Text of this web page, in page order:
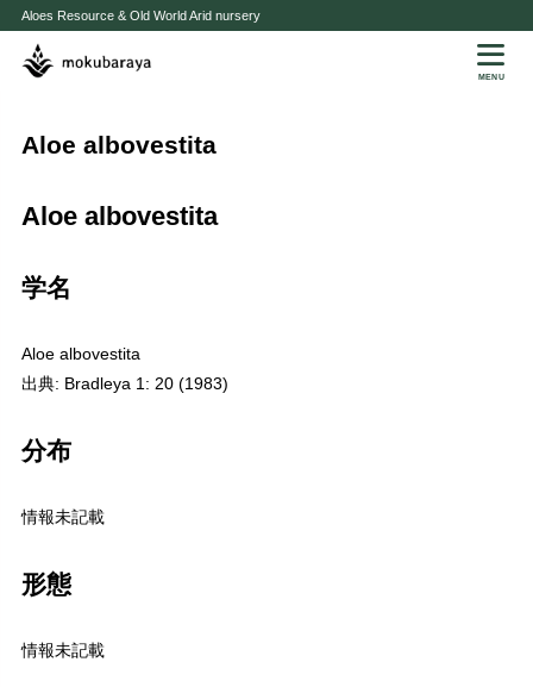
Aloes Resource & Old World Arid nursery
MENU
Aloe albovestita
Aloe albovestita
学名
Aloe albovestita
出典: Bradleya 1: 20 (1983)
分布
情報未記載
形態
情報未記載